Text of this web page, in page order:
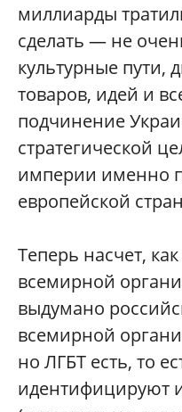
миллиарды
сделать — не
культурные пути,
товаров, идей и
подчинение
стратегической
империи именно
европейской
Теперь насчет,
всемирной
выдумано
всемирной
но ЛГБТ есть, то
идентифицируют